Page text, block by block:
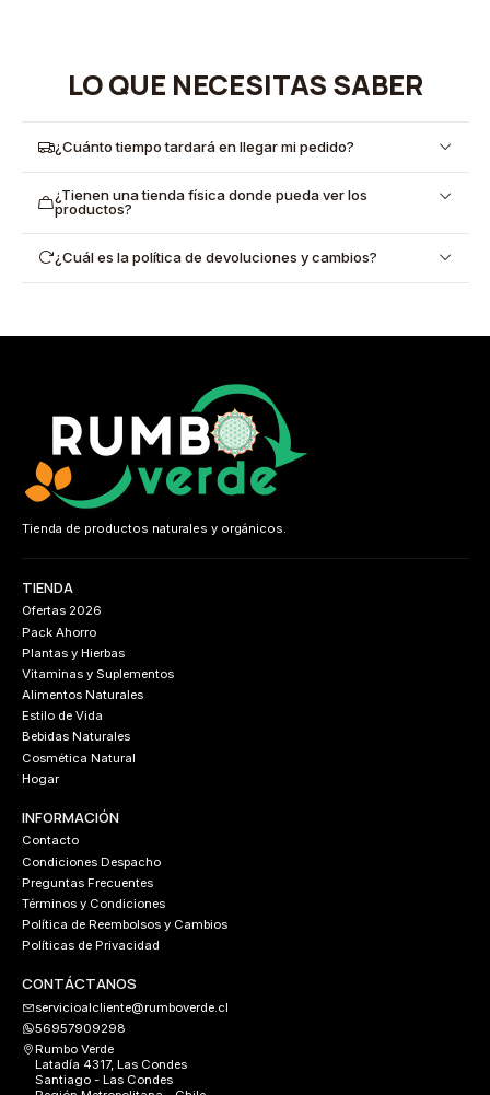
LO QUE NECESITAS SABER
¿Cuánto tiempo tardará en llegar mi pedido?
¿Tienen una tienda física donde pueda ver los
productos?
¿Cuál es la política de devoluciones y cambios?
Tienda de productos naturales y orgánicos.
TIENDA
Ofertas 2026
Pack Ahorro
Plantas y Hierbas
Vitaminas y Suplementos
Alimentos Naturales
Estilo de Vida
Bebidas Naturales
Cosmética Natural
Hogar
INFORMACIÓN
Contacto
Condiciones Despacho
Preguntas Frecuentes
Términos y Condiciones
Política de Reembolsos y Cambios
Políticas de Privacidad
CONTÁCTANOS
servicioalcliente@rumboverde.cl
56957909298
Rumbo Verde
Latadía 4317, Las Condes
Santiago - Las Condes